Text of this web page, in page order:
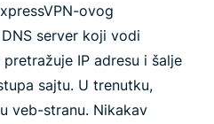
ovog
server koji vodi
pretražuje IP adresu i šalje
sajtu. U trenutku,
veb-stranu. Nikakav